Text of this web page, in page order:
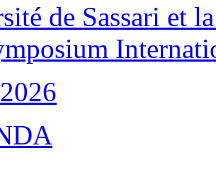
de Sassari et